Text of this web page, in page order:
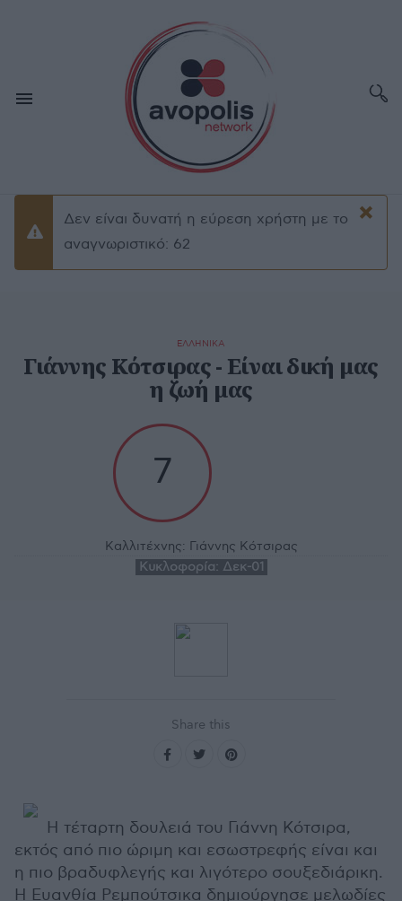
×
Προειδοποίσηση
Δεν είναι δυνατή η εύρεση χρήστη με το
αναγνωριστικό: 62
ΕΛΛΗΝΙΚΑ
Γιάννης Κότσιρας - Είναι δική μας
η ζωή μας
7
Καλλιτέχνης: Γιάννης Κότσιρας
Κυκλοφορία: Δεκ-01
Share this
Η τέταρτη δουλειά του Γιάννη Κότσιρα,
εκτός από πιο ώριμη και εσωστρεφής είναι και
η πιο βραδυφλεγής και λιγότερο σουξεδιάρικη.
Η Ευανθία Ρεμπούτσικα δημιούργησε μελωδίες